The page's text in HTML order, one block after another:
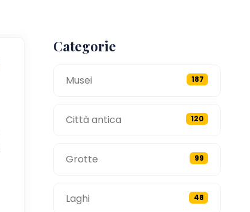
Categorie
Musei 187
Città antica 120
Grotte 99
Laghi 48